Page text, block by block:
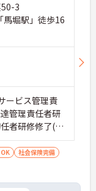
3
馬堀駅」徒歩16
ビス管理責
管理責任者研
者研修修了(ま
修修了)③普通
社会保険完備